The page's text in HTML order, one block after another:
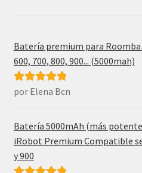
Batería premium para Roomba
600, 700, 800, 900... (5000mah)
Valorado con
por Elena Bcn
Batería 5000mAh (más
iRobot Premium Compatible
y 900